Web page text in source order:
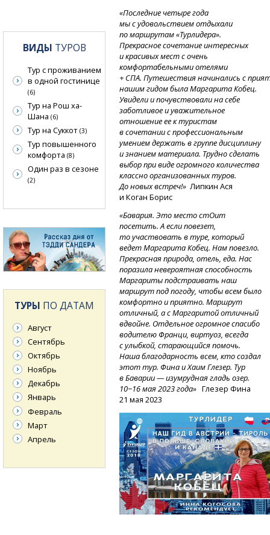
«Последние четыре года
мы с удовольствием отдыхали
по маршрутам «Турлидера».
Прекрасное сочетание интересных
и красивых мест с очень
комфортабельными отелями
+ СПА.Путешествияначиналисьс
нашим гидом была Маргарита Кобец.
Увидели и почувствовали на себе
заботливое и уважительное
отношение ее к туристам
в сочетании с профессиональным
умением держать в группе дисциплину
и знанием материала. Трудно сделать
выбор при виде огромного количества
классно организованных туров.
До новых встреч!» Липкин Ася
и Коган Борис
«Бавария. Это место стОит
посетить. А если повезет,
то участвовать в туре, который
ведет Маргарита Кобец. Нам повезло.
Прекрасная природа, отель, еда. Нас
поразила невероятная способность
Маргариты подстраивать наш
маршрут под погоду, чтобы всем было
комфортно и приятно. Маршрут
отличный, а с Маргаритой отличный
вдвойне. Отдельное огромное спасибо
водителю Франци, виртуоз, всегда
с улыбкой, старающийся помочь.
Наша благодарность всем, кто создал
этот тур. Фина и Хаим Глезер. Тур
в Баварии — изумрудная гладь озер.
10−16 мая 2023 года» Глезер Фина
21 мая 2023
ВИДЫ ТУРОВ
Тур с проживанием
в одной гостинице
(6)
Тур на Рош ха-
Шана (6)
Тур на Суккот (3)
Тур повышенного
комфорта (8)
Один раз в сезоне
(2)
ТУРЫ ПО ДАТАМ
Август
Сентябрь
Октябрь
Ноябрь
Декабрь
Январь
Февраль
Март
Апрель